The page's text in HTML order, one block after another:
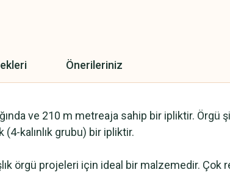
Önerileriniz
ve 210 m metreaja sahip bir ipliktir. Örgü
(4-kalınlık grubu) bir ipliktir.
örgü projeleri için ideal bir malzemedir.